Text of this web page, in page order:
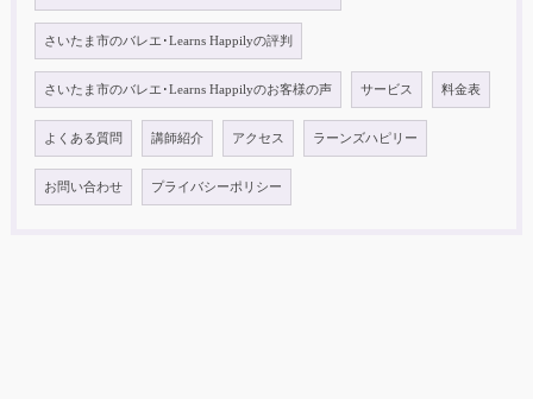
さいたま市のバレエ･Learns Happilyの評判
さいたま市のバレエ･Learns Happilyのお客様の声 サービス 料金表
よくある質問 講師紹介 アクセス ラーンズハピリー
お問い合わせ プライバシーポリシー